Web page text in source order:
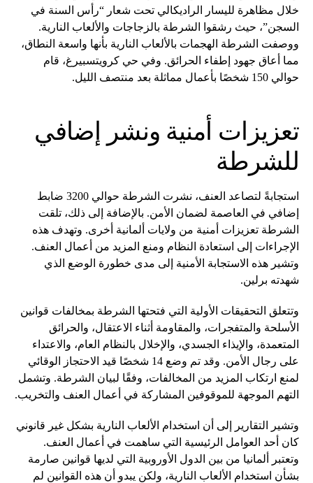
خلال مظاهرة لليسار الراديكالي تحت شعار “رأس السنة في
السجن”، حيث رشقوا الشرطة بالزجاجات والألعاب النارية.
ووصفت الشرطة الهجمات بالألعاب النارية بأنها واسعة النطاق،
مما أعاق جهود إطفاء الحرائق. وفي حي كرويتسبيرغ، قام
حوالي 150 شخصًا بأعمال مماثلة بعد منتصف الليل.
تعزيزات أمنية ونشر إضافي
للشرطة
استجابةً لتصاعد العنف، نشرت الشرطة حوالي 3200 ضابط
إضافي في العاصمة لضمان الأمن. بالإضافة إلى ذلك، تلقت
الشرطة تعزيزات أمنية من ولايات ألمانية أخرى. وتهدف هذه
الإجراءات إلى استعادة النظام ومنع المزيد من أعمال العنف.
وتشير هذه الاستجابة الأمنية إلى مدى خطورة الوضع الذي
شهدته برلين.
وتتعلق التحقيقات الأولية التي فتحتها الشرطة بمخالفات قوانين
الأسلحة والمتفجرات، والمقاومة أثناء الاعتقال، والحرائق
المتعمدة، والإيذاء الجسدي، والإخلال بالنظام العام، والاعتداء
على رجال الأمن. وقد تم وضع 14 شخصًا قيد الاحتجاز الوقائي
لمنع ارتكاب المزيد من المخالفات، وفقًا لبيان الشرطة. وتشمل
التهم الموجهة للموقوفين المشاركة في أعمال العنف والتخريب.
وتشير التقارير إلى أن استخدام الألعاب النارية بشكل غير قانوني
كان أحد العوامل الرئيسية التي ساهمت في أعمال العنف.
وتعتبر ألمانيا من بين الدول الأوروبية التي لديها قوانين صارمة
بشأن استخدام الألعاب النارية، ولكن يبدو أن هذه القوانين لم